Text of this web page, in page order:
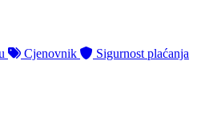
Cjenovnik Sigurnost plaćanja